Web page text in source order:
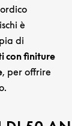
è
di
con finiture
, per offrire